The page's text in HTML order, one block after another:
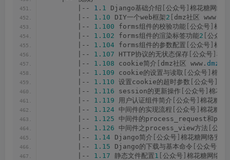
        |--
1 . 1 Django基础介绍 公众号 棉花糖网络
        |--
1.10 DIY一个web框架2 dmz社区 www.
        |--
1.100 forms组件的校验功能 公众号 棉花
        |--
1.102 forms组件的渲染标签功能2 公众号
        |--
1.104 forms组件的参数配置 公众号 棉花
        |--
1.107 HTTP协议的无状态保存 公众号 棉
        |--
1.108 cookie简介 dmz社区 www.
        |--
1.109 cookie的设置与读取 公众号 棉花
        |--
1.110 设置cookie的超时参数 公众号
        |--
1.116 session的更新操作 公众号 棉花
        |--
1.119 用户认证组件简介 公众号 棉花糖网
        |--
1.124 中间件的实现流程 公众号 棉花糖网
        |--
1.125 中间件的process_request和
        |--
1.126 中间件之process_view方法 公众
        |--
1.14 Django简介 公众号 棉花糖网络安
        |--
1.15 Django的下载与基本命令 公众号
        |--
1.17 静态文件配置1 公众号 棉花糖网络安